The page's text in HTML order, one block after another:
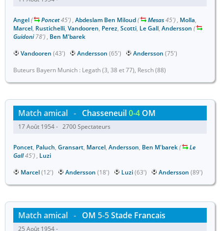
Angel( Poncet45') , Abdeslam Ben Miloud( Mesas45') , Molla,
Marcel, Rustichelli, Vandooren, Perez, Scotti, Le Gall, Andersson (
Guidoni78') , Ben M'barek
Vandooren (43') Andersson (65') Andersson (75')
Buteurs Bayern Munich : Legath (3, 38 et 77), Resch (88)
Match amical - Chasseneuil0-4 OM
17 Août 1954 - 2700 Spectateurs
Poncet, Paluch, Gransart, Marcel, Andersson, Ben M'barek(
Le
Gall45') , Luzi
Marcel(12') Andersson (18') Luzi(63') Andersson (89')
Match amical - OM 5-5Stade Francais
25 Août 1954 -